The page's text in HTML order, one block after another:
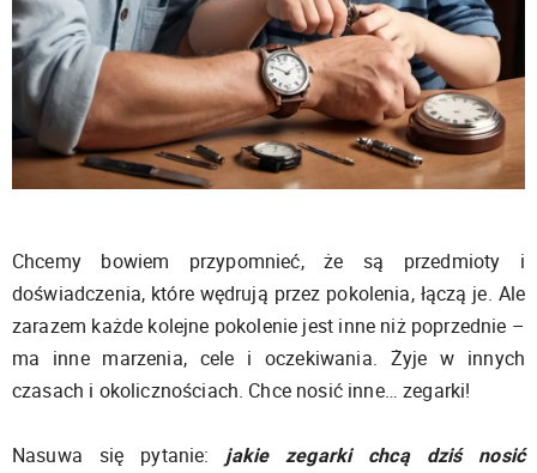
Chcemy bowiem przypomnieć, że są przedmioty i
doświadczenia, które wędrują przez pokolenia, łączą je. Ale
zarazem każde kolejne pokolenie jest inne niż poprzednie –
ma inne marzenia, cele i oczekiwania. Żyje w innych
czasach i okolicznościach. Chce nosić inne… zegarki!
Nasuwa się pytanie: jakie zegarki chcą dziś nosić